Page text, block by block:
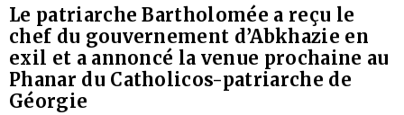
Le patriarche Bartholomée a reçu le
chef du gouvernement d’Abkhazie en
exil et a annoncé la venue prochaine au
Phanar du Catholicos-patriarche de
Géorgie